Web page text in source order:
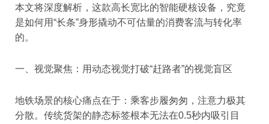
本文将深度解析，这款高长宽比的智能硬核设备，究竟
是如何用“长条”身形撬动不可估量的消费客流与转化率
的。
一、视觉聚焦：用动态视觉打破“赶路者”的视觉盲区
地铁场景的核心痛点在于：乘客步履匆匆，注意力极其
分散。传统货架的静态标签根本无法在0.5秒内吸引目